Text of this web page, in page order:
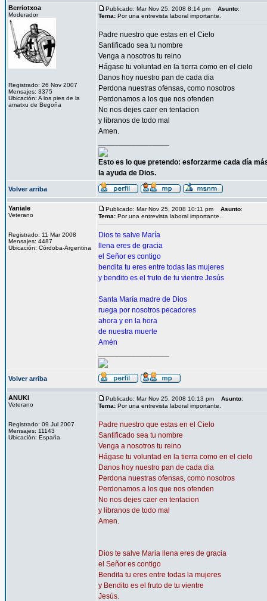
Berriotxoa
Moderador
Registrado: 26 Nov 2007
Mensajes: 3375
Ubicación: A los pies de la
amatxu de Begoña
Publicado: Mar Nov 25, 2008 8:14 pm Asunto:
Tema: Por una entrevista laboral importante.
Padre nuestro que estas en el Cielo
Santificado sea tu nombre
Venga a nosotros tu reino
Hágase tu voluntad en la tierra como en el cielo
Danos hoy nuestro pan de cada dia
Perdona nuestras ofensas, como nosotros
Perdonamos a los que nos ofenden
No nos dejes caer en tentacion
y libranos de todo mal
Amen.
Esto es lo que pretendo: esforzarme cada día
la ayuda de Dios.
Volver arriba
Yaniale
Veterano
Registrado: 11 Mar 2008
Mensajes: 4487
Ubicación: Córdoba-Argentina
Publicado: Mar Nov 25, 2008 10:11 pm Asunto:
Tema: Por una entrevista laboral importante.
Dios te salve María
llena eres de gracia
el Señor es contigo
bendita tu eres entre todas las mujeres
y bendito es el fruto de tu vientre Jesús
Santa María madre de Dios
ruega por nosotros pecadores
ahora y en la hora
de nuestra muerte
Amén
Volver arriba
ANUKI
Veterano
Registrado: 09 Jul 2007
Mensajes: 11143
Ubicación: España
Publicado: Mar Nov 25, 2008 10:13 pm Asunto:
Tema: Por una entrevista laboral importante.
Padre nuestro que estas en el Cielo
Santificado sea tu nombre
Venga a nosotros tu reino
Hágase tu voluntad en la tierra como en el cielo
Danos hoy nuestro pan de cada dia
Perdona nuestras ofensas, como nosotros
Perdonamos a los que nos ofenden
No nos dejes caer en tentacion
y libranos de todo mal
Amen.
Dios te salve Maria llena eres de gracia
el Señor es contigo
Bendita tu eres entre todas la mujeres
y Bendito es el fruto de tu vientre
Jesús.